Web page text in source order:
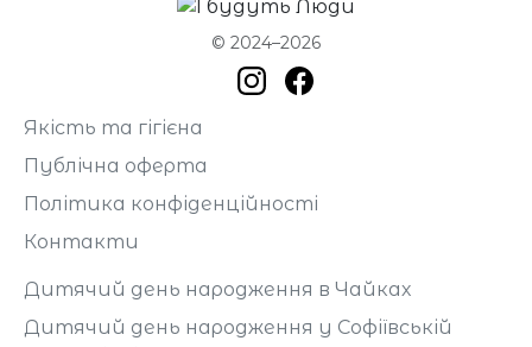
© 2024–2026
Якість та гігієна
Публічна оферта
Політика конфіденційності
Контакти
Дитячий день народження в Чайках
Дитячий день народження у Софіївській